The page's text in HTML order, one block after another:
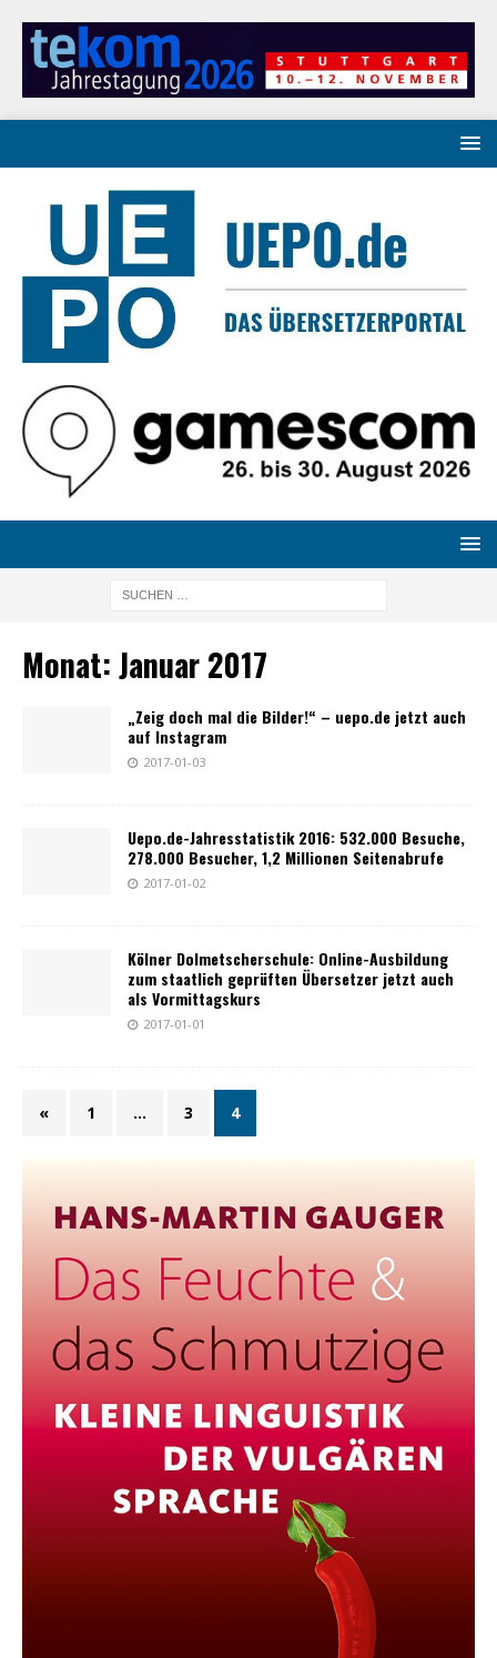
Monat:Januar 2017
„Zeig doch mal die Bilder!“ – uepo.de jetzt auch
auf Instagram
2017-01-03
Uepo.de-Jahresstatistik 2016: 532.000 Besuche,
278.000 Besucher, 1,2 Millionen Seitenabrufe
2017-01-02
Kölner Dolmetscherschule: Online-Ausbildung
zum staatlich geprüften Übersetzer jetzt auch
als Vormittagskurs
2017-01-01
« 1 … 3 4